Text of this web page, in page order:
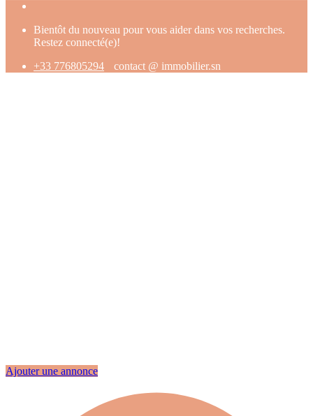
Bientôt du nouveau pour vous aider dans vos recherches.
Restez connecté(e)!
+33 776805294
contact @ immobilier.sn
Ajouter une annonce